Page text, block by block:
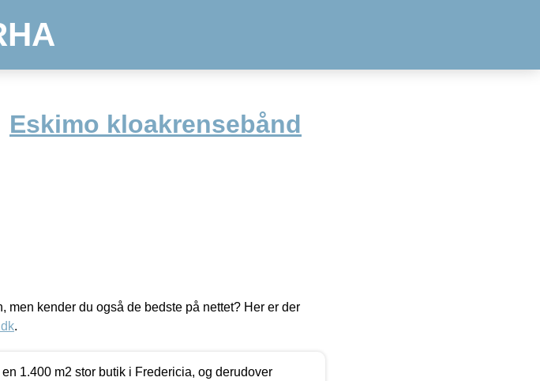
Eskimo kloakrensebånd
kender du også de bedste på nettet? Her er der
.
1.400 m2 stor butik i Fredericia, og derudover